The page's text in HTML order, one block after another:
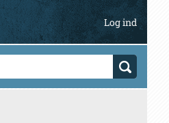
Log ind